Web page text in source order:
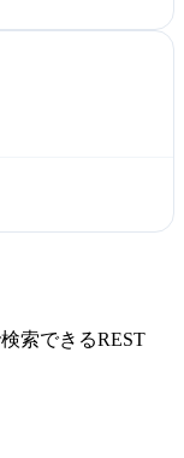
索できるREST